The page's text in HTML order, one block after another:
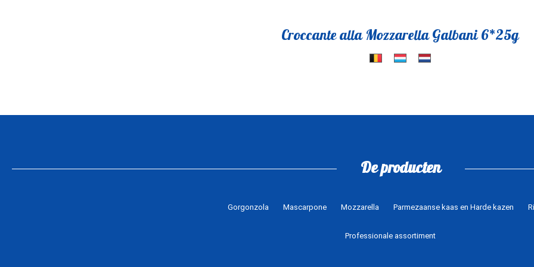
Croccante alla Mozzarella Galbani 6*25g
De producten
Gorgonzola Mascarpone Mozzarella Parmezaanse kaas en Harde kazen
Professionale assortiment